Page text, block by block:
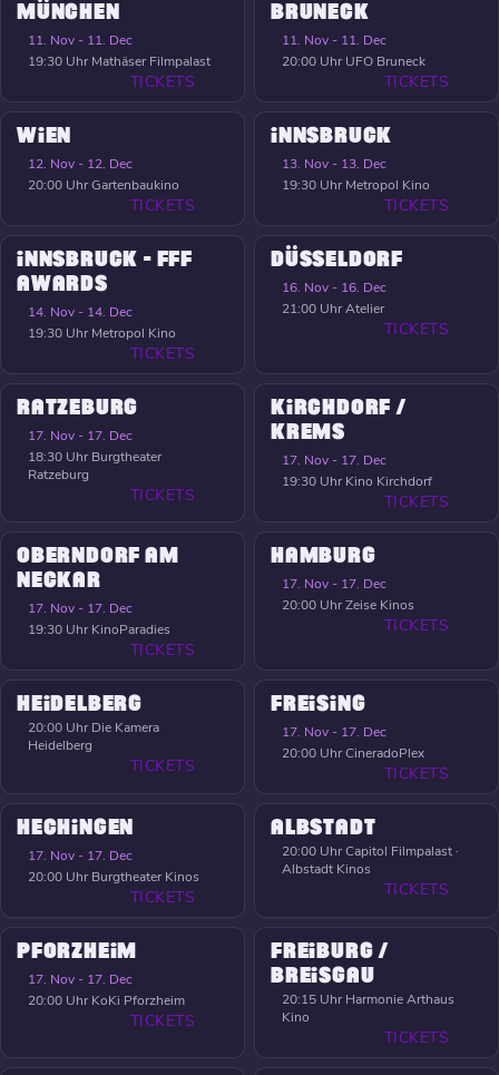
MÜNCHEN
11. Nov - 11. Dec
19:30 Uhr Mathäser Filmpalast
TICKETS
BRUNECK
11. Nov - 11. Dec
20:00 Uhr UFO Bruneck
TICKETS
WIEN
12. Nov - 12. Dec
20:00 UhrGartenbaukino
TICKETS
INNSBRUCK
13. Nov - 13. Dec
19:30 Uhr Metropol Kino
TICKETS
INNSBRUCK - FFF
AWARDS
14. Nov - 14. Dec
19:30 Uhr Metropol Kino
TICKETS
DÜSSELDORF
16. Nov - 16. Dec
21:00 UhrAtelier
TICKETS
RATZEBURG
17. Nov - 17. Dec
18:30 Uhr Burgtheater
Ratzeburg
TICKETS
KIRCHDORF /
KREMS
17. Nov - 17. Dec
19:30 Uhr Kino Kirchdorf
TICKETS
OBERNDORF AM
NECKAR
17. Nov - 17. Dec
19:30 Uhr KinoParadies
TICKETS
HAMBURG
17. Nov - 17. Dec
20:00 UhrZeise Kinos
TICKETS
HEIDELBERG
20:00 Uhr Die Kamera
Heidelberg
TICKETS
FREISING
17. Nov - 17. Dec
20:00 UhrCineradoPlex
TICKETS
HECHINGEN
17. Nov - 17. Dec
20:00 Uhr Burgtheater Kinos
TICKETS
ALBSTADT
20:00 UhrCapitol Filmpalast ·
Albstadt Kinos
TICKETS
PFORZHEIM
17. Nov - 17. Dec
20:00 Uhr KoKi Pforzheim
TICKETS
FREIBURG /
BREISGAU
20:15 Uhr Harmonie Arthaus
Kino
TICKETS